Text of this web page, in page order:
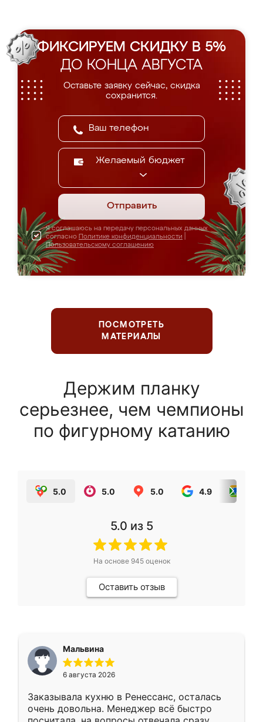
ФИКСИРУЕМ СКИДКУ В 5%
ДО КОНЦА АВГУСТА
Оставьте заявку сейчас, скидка
сохранится.
Желаемый бюджет
Отправить
Я соглашаюсь на передачу персональных данных
согласно Политике конфиденциальности
Пользовательскому соглашению
ПОСМОТРЕТЬ
МАТЕРИАЛЫ
Держим планку
серьезнее, чем чемпионы
по фигурному катанию
5.0 5.0 5.0 4.9
5.0 из 5
На основе 945оценок
Оставить отзыв
Мальвина
6 августа 2026
Заказывала кухню в Ренессанс, осталась
очень довольна. Менеджер всё быстро